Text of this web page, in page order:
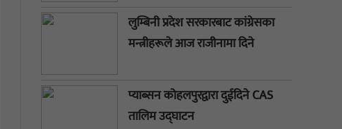
लुम्बिनी प्रदेश सरकारबाट कांग्रेसका
मन्त्रीहरूले आज राजीनामा दिने
प्याब्सन कोहलपुरद्वारा दुईदिने CAS
तालिम उद्घाटन